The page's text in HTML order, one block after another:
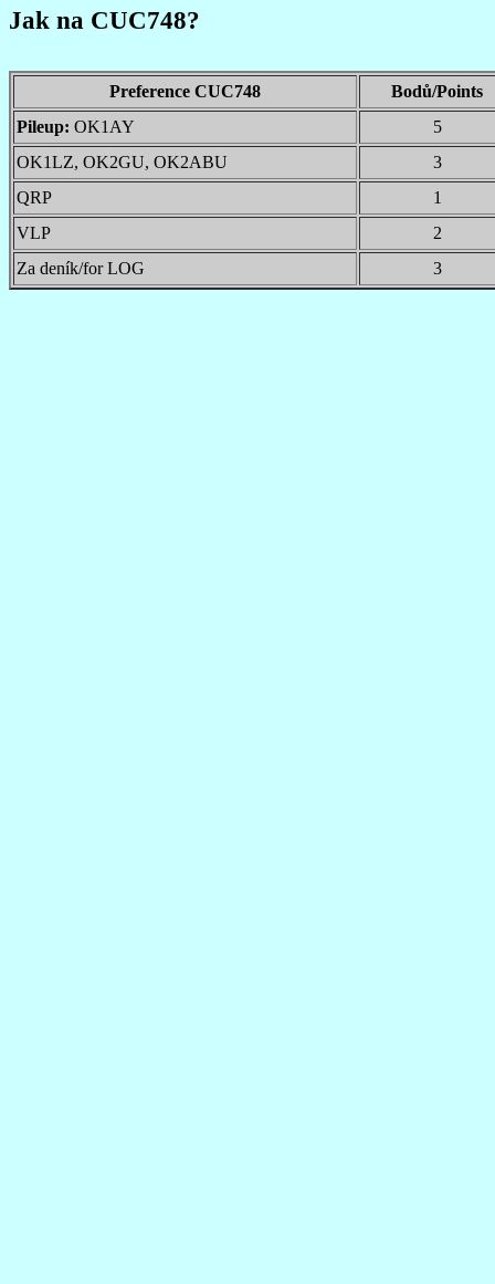
Jak na CUC748?
Preference CUC748
Bodů/Points
Pileup: OK1AY
5
OK1LZ, OK2GU, OK2ABU
3
QRP
1
VLP
2
Za deník/for LOG
3